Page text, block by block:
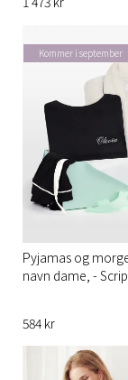
Kommer i september
Pyjamas og
navn dame, -
584 kr